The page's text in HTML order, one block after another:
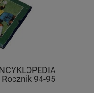
Rocznik 94-95